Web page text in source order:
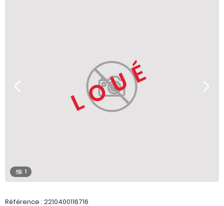
LOUÉ
1
Référence : 2210400116716